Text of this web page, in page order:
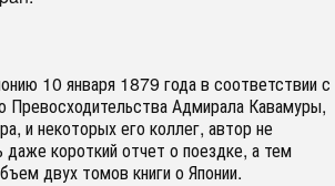
10 января 1879 года в соответствии с
Превосходительства Адмирала Кавамуры,
и некоторых его коллег, автор не
даже короткий отчет о поездке, а тем
двух томов книги о Японии.